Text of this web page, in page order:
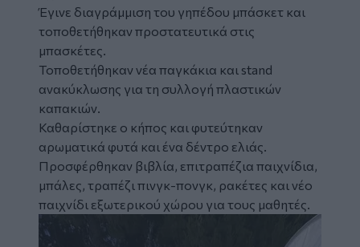
Έγινε διαγράμμιση του γηπέδου μπάσκετ και
τοποθετήθηκαν προστατευτικά στις
μπασκέτες.
Τοποθετήθηκαν νέα παγκάκια και stand
ανακύκλωσης για τη συλλογή πλαστικών
καπακιών.
Καθαρίστηκε ο κήπος και φυτεύτηκαν
αρωματικά φυτά και ένα δέντρο ελιάς.
Προσφέρθηκαν βιβλία, επιτραπέζια παιχνίδια,
μπάλες, τραπέζι πινγκ-πονγκ, ρακέτες και νέο
παιχνίδι εξωτερικού χώρου για τους μαθητές.
Image